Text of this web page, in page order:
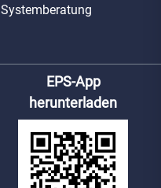
Systemberatung
EPS-App
herunterladen